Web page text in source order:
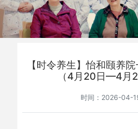
【时令养生】怡和颐养
（4月20日—4月
时间：2026-04-